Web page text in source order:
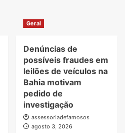
Geral
Denúncias de
possíveis fraudes em
leilões de veículos na
Bahia motivam
pedido de
investigação
assessoriadefamosos
agosto 3, 2026